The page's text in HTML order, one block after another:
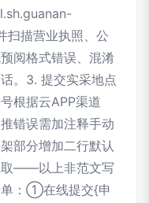
描营业执照、公
阅格式错误、混淆
。3. 提交实采地点
根据云APP渠道
错误需加注释手动
部分增加二行默认
取——以上非范文写
单：①在线提交{申